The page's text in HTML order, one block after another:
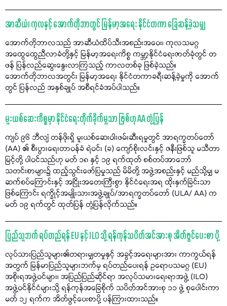
အာဆီယံ၊ ကုလနှင့် အောက်တိုဘာတွင် မြန်မာ့အရေး နိုင်ငံတကာ ခြေဆန့်ခဲ့သမျှ
အောက်တိုဘာလသည် အာဆီယံထိပ်သီးအစည်းအဝေး၊ ကုလသမဂ္ဂ
အထွေထွေညီလာခံတို့နှင့် မြန်မာ့အရေးကိစ္စ ကမ္ဘာ့နိုင်ငံရေးဇာတ်ခုံတွင် တ
ဖန် ပြန်လည်ဆွေးနွေးလာကြသည့် ကာလတစ်ခု ဖြစ်ခဲ့သည်။
အောက်တိုဘာလအတွင်း မြန်မာ့အရေး နိုင်ငံတကာခရီးဆန့်ခဲ့မှုကို အောက်
တွင် ပြန်လည် အနှစ်ချုပ် အစီရင်ခံအပ်ပါသည်။
မူးယစ်ဆေးကိစ္စမှာ နိုင်ငံရေးတိုက်ခိုက်မှုသာ ဖြစ်ဟု AA တုံ့ပြန်
ကျပ် ၉၆ ဘီလျံ တန်ဖိုးရှိ မူးယစ်ဆေးဝါးဖမ်းဆီးရမှုတွင် အာရက္ခတပ်တော်
(AA) ၏ စီးပွားရေးတာဝန်ခံ ရဲဝင်း (ခ) ကျော်စိုးလင်းနှင့် ဇနီးဖြစ်သူ မသီတာ
မြင့်တို့ ပါဝင်သည်ဟု မတ် ၁၈ နှင့် ၁၉ ရက်ထုတ် စစ်တပ်အာဘော်
သတင်းစာများ၌ ထည့်သွင်းဖော်ပြမှုသည် မိမိတို့ အဖွဲ့အစည်းနှင့် မည်သို့မျှ မ
ဆက်စပ်ကြောင်းနှင့် အငြိုးအတေးကြီးစွာ နိုင်ငံရေးအရ ထိုးနှက်ခြင်းသာ
ဖြစ်ကြောင်း ရက္ခိုင့်အမျိုးသားအဖွဲ့ချုပ်/အာရက္ခတပ်တော် (ULA/ AA) က
မတ် ၁၉ ရက်တွင် ထုတ်ပြန် တုံ့ပြန်လိုက်သည်။
ပြည်သူဘက် ရပ်တည်ရန် EU နှင့် ILO သို့ ရန်ကုန်သပိတ်အင်အားစု အိတ်ဖွင်ပေးစာ ပို့
လုပ်သားပြည်သူများ၏တရားမျှတမှုနှင့် အခွင့်အရေးများအား ကာကွယ်ရန်
အတွက် မြန်မာပြည်သူများဘက်မှ ရပ်တည်ပေးရန် ဥရောပသမဂ္ဂ (EU)
အစိုးရအဖွဲ့ဝင်များ၊ အပြည်ပြည်ဆိုင်ရာ အလုပ်သမားရေးရာအဖွဲ့ (ILO)
အဖွဲ့ဝင်နိုင်ငံများသို့ ရန်ကုန်အခြေစိုက် သပိတ်အင်အားစု ၁၁ ဖွဲ့ စုပေါင်းကာ
မတ် ၁၂ ရက်က အိတ်ဖွင့်ပေးစာပို့ ပန်ကြားထားသည်။